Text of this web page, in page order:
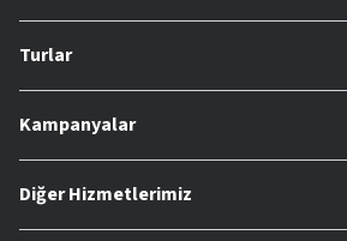
Turlar
Kampanyalar
Diğer Hizmetlerimiz